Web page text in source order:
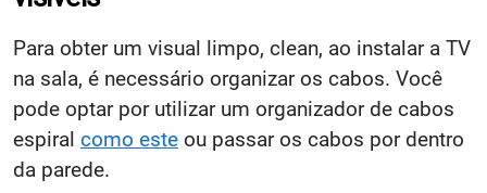
3 - Cabos desorganizados e/ou muito
visíveis
Para obter um visual limpo, clean, ao instalar a TV
na sala, é necessário organizar os cabos. Você
pode optar por utilizar um organizador de cabos
espiralcomo este